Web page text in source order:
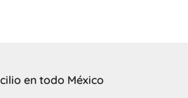
en todo México